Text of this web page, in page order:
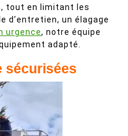
tout en limitant les
d’entretien, un élagage
urgence, notre équipe
adapté.
sécurisées